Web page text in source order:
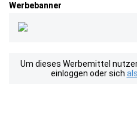
Werbebanner
Um dieses Werbemittel
einloggen oder sich